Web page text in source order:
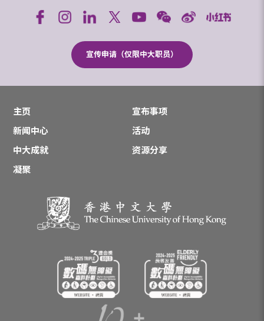
宣传申请（仅限中大职员）
主页
宣布事项
新闻中心
活动
中大成就
资源分享
凝聚